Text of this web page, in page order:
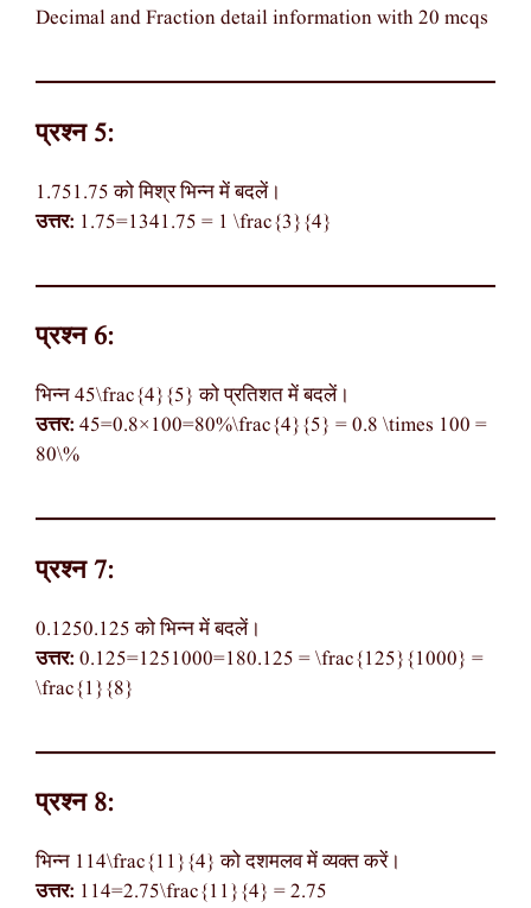
Decimal and Fraction detail information with 20 mcqs
प्रश्न 5:
1.751.75 को मिश्र भिन्न में बदलें।
उत्तर: 1.75=1341.75 = 1 \frac{3}{4}
प्रश्न 6:
भिन्न 45\frac{4}{5} को प्रतिशत में बदलें।
उत्तर: 45=0.8×100=80%\frac{4}{5} = 0.8 \times 100 =
80\%
प्रश्न 7:
0.1250.125 को भिन्न में बदलें।
उत्तर: 0.125=1251000=180.125 = \frac{125}{1000} =
\frac{1}{8}
प्रश्न 8:
भिन्न 114\frac{11}{4} को दशमलव में व्यक्त करें।
उत्तर: 114=2.75\frac{11}{4} = 2.75